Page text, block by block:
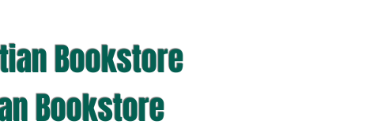
Bookstore
Bookstore